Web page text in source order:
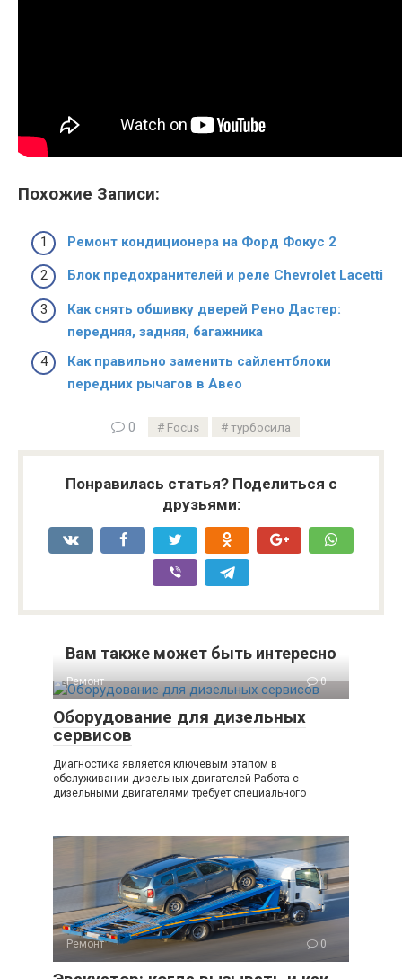
Похожие Записи:
Ремонт кондиционера на Форд Фокус 2
Блок предохранителей и реле Chevrolet Lacetti
Как снять обшивку дверей Рено Дастер:
передняя, задняя, багажника
Как правильно заменить сайлентблоки
передних рычагов в Авео
0 Focus турбосила
Понравилась статья? Поделиться с
друзьями:
Вам также может быть интересно
Ремонт 0
Оборудование для дизельных
сервисов
Диагностика является ключевым этапом в
обслуживании дизельных двигателей Работа с
дизельными двигателями требует специального
Ремонт 0